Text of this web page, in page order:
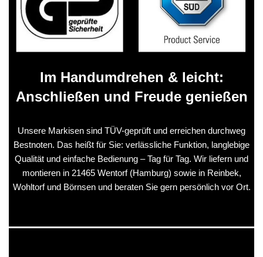
Im Handumdrehen & leicht:
Anschließen und Freude genießen
Unsere Markisen sind TÜV-geprüft und erreichen durchweg
Bestnoten. Das heißt für Sie: verlässliche Funktion, langlebige
Qualität und einfache Bedienung – Tag für Tag. Wir liefern und
montieren in 21465 Wentorf (Hamburg) sowie in Reinbek,
Wohltorf und Börnsen und beraten Sie gern persönlich vor Ort.